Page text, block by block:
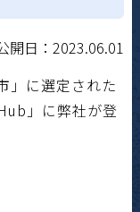
開日：2023.06.01
に選定された
」に弊社が登